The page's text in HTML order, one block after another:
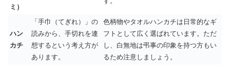
ミ）
ハン
カチ
「手巾（てぎれ）」の
読みから、手切れを連
想するという考え方が
あります。
色柄物やタオルハンカチは日常的なギ
フトとして広く選ばれています。ただ
し、白無地は弔事の印象を持つ方もい
るため注意しましょう。